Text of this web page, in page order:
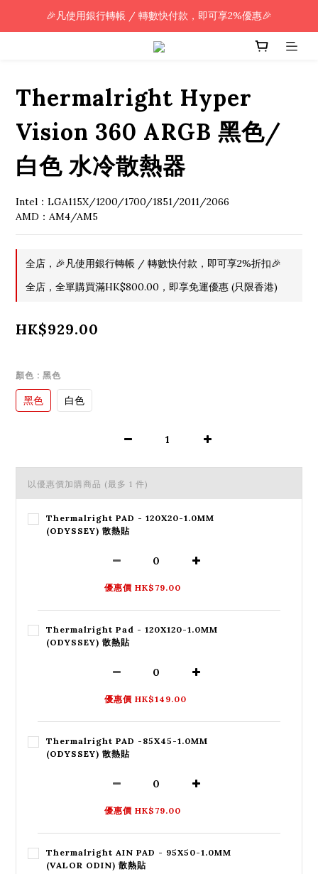
🎉凡使用銀行轉帳 / 轉數快付款，即可享2%優惠🎉
🎉凡使用銀行轉帳 / 轉數快付款，即可享2%優惠🎉
全單購買滿HK$800.00，即享免運優惠 (只限香港)
Thermalright Hyper
Vision 360 ARGB 黑色/
白色 水冷散熱器
Intel：LGA115X/1200/1700/1851/2011/2066
AMD：AM4/AM5
全店，🎉凡使用銀行轉帳 / 轉數快付款，即可享2%折扣🎉
全店，全單購買滿HK$800.00，即享免運優惠 (只限香港)
HK$929.00
顏色 : 黑色
黑色 白色
以優惠價加購商品 (最多 1 件)
Thermalright PAD - 120X20-1.0MM
(ODYSSEY) 散熱貼
優惠價 HK$79.00
Thermalright Pad - 120X120-1.0MM
(ODYSSEY) 散熱貼
優惠價 HK$149.00
Thermalright PAD -85X45-1.0MM
(ODYSSEY) 散熱貼
優惠價 HK$79.00
Thermalright AIN PAD - 95X50-1.0MM
(VALOR ODIN) 散熱貼